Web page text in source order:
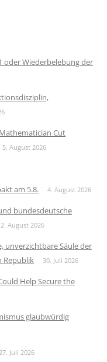
oder Wiederbelebung der
Cut
5. August 2026
am 5.8. 4. August 2026
bundesdeutsche
2. August 2026
unverzichtbare Säule der
Republik
30. Juli 2026
Help Secure the
glaubwürdig
Juli 2026